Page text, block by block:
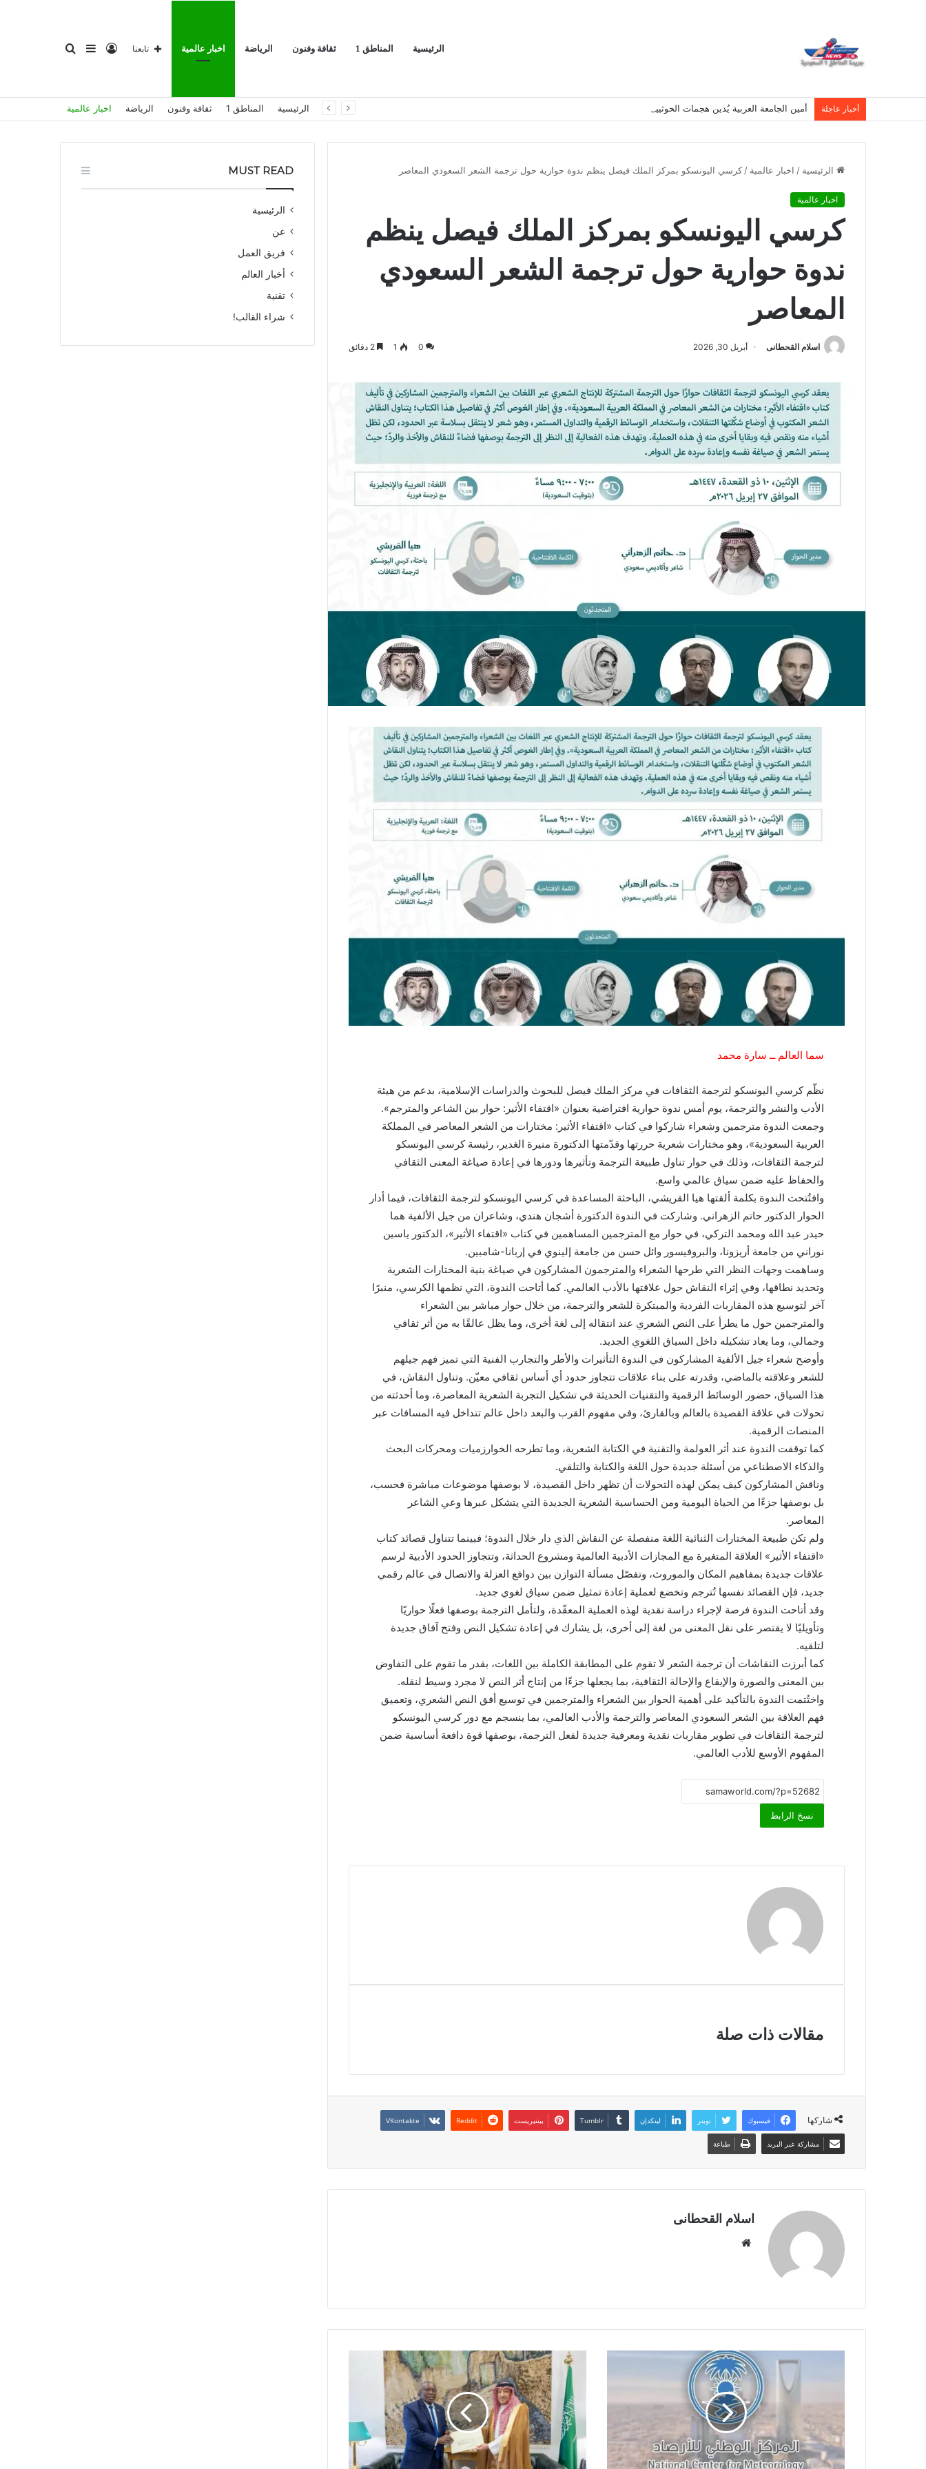
الرئيسية المناطق 1 ثقافة وفنون الرياضة اخبار عالمية
عن
إضافة
عمود
تسجيل
الدخول
تابعنا
أخبار عاجلة أمين الجامعة العربية يُدين هجمات الحوثيين على نجران ويدعو لوقف التصعيد الرئيسية المناطق 1 ثقافة وفنون الرياضة اخبار عالمية
الرئيسية / اخبار عالمية / كرسي اليونسكو بمركز الملك فيصل ينظم ندوة حوارية حول ترجمة الشعر السعودي المعاصر
اخبار عالمية
كرسي اليونسكو بمركز الملك فيصل ينظم
ندوة حوارية حول ترجمة الشعر السعودي
المعاصر
اسلام القحطانى أبريل 30, 2026 0
1
سما العالم ــ سارة محمد
نظّم كرسي اليونسكو لترجمة الثقافات في مركز الملك فيصل للبحوث والدراسات الإسلامية، بدعم من هيئة
الأدب والنشر والترجمة، يوم أمس ندوة حوارية افتراضية بعنوان «اقتفاء الأثير: حوار بين الشاعر والمترجم».
وجمعت الندوة مترجمين وشعراء شاركوا في كتاب «اقتفاء الأثير: مختارات من الشعر المعاصر في المملكة
العربية السعودية»، وهو مختارات شعرية حررتها وقدّمتها الدكتورة منيرة الغدير، رئيسة كرسي اليونسكو
لترجمة الثقافات، وذلك في حوار تناول طبيعة الترجمة وتأثيرها ودورها في إعادة صياغة المعنى الثقافي
والحفاظ عليه ضمن سياق عالمي واسع.
وافتُتحت الندوة بكلمة ألقتها هيا القريشي، الباحثة المساعدة في كرسي اليونسكو لترجمة الثقافات، فيما أدار
الحوار الدكتور حاتم الزهراني. وشاركت في الندوة الدكتورة أشجان هندي، وشاعران من جيل الألفية هما
حيدر عبد الله ومحمد التركي، في حوار مع المترجمين المساهمين في كتاب «اقتفاء الأثير»، الدكتور ياسين
نوراني من جامعة أريزونا، والبروفيسور وائل حسن من جامعة إلينوي في إربانا-شامبين.
وساهمت وجهات النظر التي طرحها الشعراء والمترجمون المشاركون في صياغة بنية المختارات الشعرية
وتحديد نطاقها، وفي إثراء النقاش حول علاقتها بالأدب العالمي. كما أتاحت الندوة، التي نظمها الكرسي، منبرًا
آخر لتوسيع هذه المقاربات الفردية والمبتكرة للشعر والترجمة، من خلال حوار مباشر بين الشعراء
والمترجمين حول ما يطرأ على النص الشعري عند انتقاله إلى لغة أخرى، وما يظل عالقًا به من أثر ثقافي
وجمالي، وما يعاد تشكيله داخل السياق اللغوي الجديد.
وأوضح شعراء جيل الألفية المشاركون في الندوة التأثيرات والأطر والتجارب الفنية التي تميز فهم جيلهم
للشعر وعلاقته بالماضي، وقدرته على بناء علاقات تتجاوز حدود أي أساس ثقافي معيّن. وتناول النقاش، في
هذا السياق، حضور الوسائط الرقمية والتقنيات الحديثة في تشكيل التجربة الشعرية المعاصرة، وما أحدثته من
تحولات في علاقة القصيدة بالعالم وبالقارئ، وفي مفهوم القرب والبعد داخل عالم تتداخل فيه المسافات عبر
المنصات الرقمية.
كما توقفت الندوة عند أثر العولمة والتقنية في الكتابة الشعرية، وما تطرحه الخوارزميات ومحركات البحث
والذكاء الاصطناعي من أسئلة جديدة حول اللغة والكتابة والتلقي.
وناقش المشاركون كيف يمكن لهذه التحولات أن تظهر داخل القصيدة، لا بوصفها موضوعات مباشرة فحسب،
بل بوصفها جزءًا من الحياة اليومية ومن الحساسية الشعرية الجديدة التي يتشكل عبرها وعي الشاعر
المعاصر.
ولم تكن طبيعة المختارات الثنائية اللغة منفصلة عن النقاش الذي دار خلال الندوة؛ فبينما تتناول قصائد كتاب
«اقتفاء الأثير» العلاقة المتغيرة مع المجازات الأدبية العالمية ومشروع الحداثة، وتتجاوز الحدود الأدبية لرسم
علاقات جديدة بمفاهيم المكان والموروث، وتفصّل مسألة التوازن بين دوافع العزلة والاتصال في عالم رقمي
جديد، فإن القصائد نفسها تُترجم وتخضع لعملية إعادة تمثيل ضمن سياق لغوي جديد.
وقد أتاحت الندوة فرصة لإجراء دراسة نقدية لهذه العملية المعقّدة، ولتأمل الترجمة بوصفها فعلًا حواريًا
وتأويليًا لا يقتصر على نقل المعنى من لغة إلى أخرى، بل يشارك في إعادة تشكيل النص وفتح آفاق جديدة
لتلقيه.
كما أبرزت النقاشات أن ترجمة الشعر لا تقوم على المطابقة الكاملة بين اللغات، بقدر ما تقوم على التفاوض
بين المعنى والصورة والإيقاع والإحالة الثقافية، بما يجعلها جزءًا من إنتاج أثر النص لا مجرد وسيط لنقله.
واختُتمت الندوة بالتأكيد على أهمية الحوار بين الشعراء والمترجمين في توسيع أفق النص الشعري، وتعميق
فهم العلاقة بين الشعر السعودي المعاصر والترجمة والأدب العالمي، بما ينسجم مع دور كرسي اليونسكو
لترجمة الثقافات في تطوير مقاربات نقدية ومعرفية جديدة لفعل الترجمة، بوصفها قوة دافعة أساسية ضمن
المفهوم الأوسع للأدب العالمي.
نسخ الرابط
مقالات ذات صلة
شاركها فيسبوك تويتر لينكدإن بينتيريست
مشاركة عبر البريد طباعة
اسلام القحطانى
ا
ي
ب
MUST READ
الرئيسية
عن
فريق العمل
أخبار العالم
تقنية
شراء القالب!